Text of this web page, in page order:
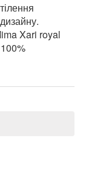
Xari royal